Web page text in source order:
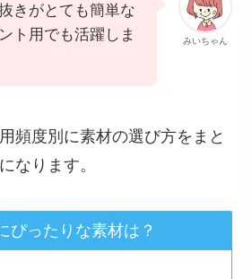
みいちゃん
きがとても簡単な
ト用でも活躍しま
頻度別に素材の選び方をまと
なります。
ぴったりな素材は？